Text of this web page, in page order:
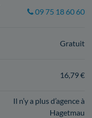
09 75 18 60 60
Gratuit
16,79 €
Il n’y a plus d’agence à
Hagetmau